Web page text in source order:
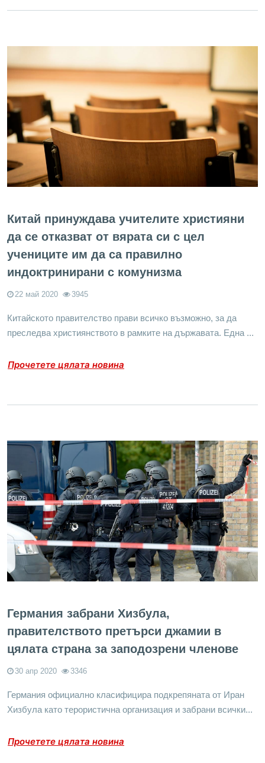
Китай принуждава учителите християни
да се отказват от вярата си с цел
учениците им да са правилно
индоктринирани с комунизма
22 май 2020 3945
Китайското правителство прави всичко възможно, за да
преследва християнството в рамките на държавата. Една ...
Прочетете цялата новина
Германия забрани Хизбула,
правителството претърси джамии в
цялата страна за заподозрени членове
30 апр 2020 3346
Германия официално класифицира подкрепяната от Иран
Хизбула като терористична организация и забрани всички...
Прочетете цялата новина